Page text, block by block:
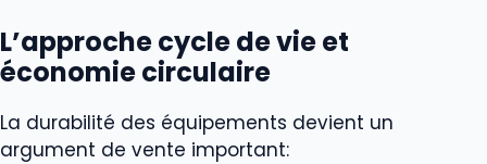
L’approche cycle de vie et
économie circulaire
La durabilité des équipements devient un
argument de vente important: